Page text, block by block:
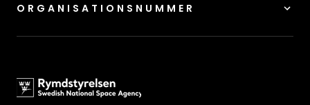
ORGANISATIONSNUMMER